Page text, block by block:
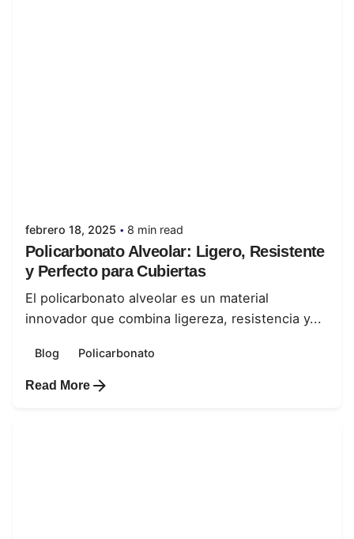
febrero 18, 2025 8 min read
Policarbonato Alveolar: Ligero, Resistente
y Perfecto para Cubiertas
El policarbonato alveolar es un material
innovador que combina ligereza, resistencia y...
Blog Policarbonato
Read More